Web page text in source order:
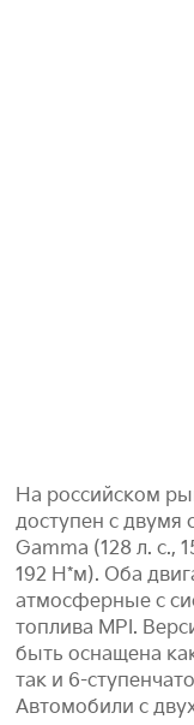
На российском
доступен с двумя
Gamma (128 л. с.,
192 Н*м). Оба
атмосферные с
топлива MPI.
быть оснащена
так и 6-
Автомобили с